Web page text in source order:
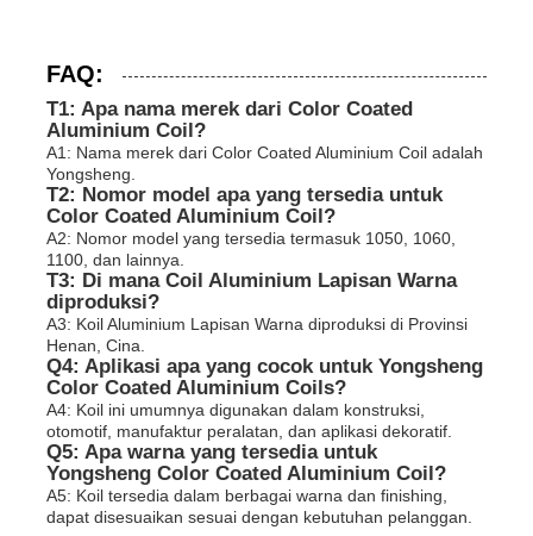
FAQ:
T1: Apa nama merek dari Color Coated
Aluminium Coil?
A1: Nama merek dari Color Coated Aluminium Coil adalah
Yongsheng.
T2: Nomor model apa yang tersedia untuk
Color Coated Aluminium Coil?
A2: Nomor model yang tersedia termasuk 1050, 1060,
1100, dan lainnya.
T3: Di mana Coil Aluminium Lapisan Warna
diproduksi?
A3: Koil Aluminium Lapisan Warna diproduksi di Provinsi
Henan, Cina.
Q4: Aplikasi apa yang cocok untuk Yongsheng
Color Coated Aluminium Coils?
A4: Koil ini umumnya digunakan dalam konstruksi,
otomotif, manufaktur peralatan, dan aplikasi dekoratif.
Q5: Apa warna yang tersedia untuk
Yongsheng Color Coated Aluminium Coil?
A5: Koil tersedia dalam berbagai warna dan finishing,
dapat disesuaikan sesuai dengan kebutuhan pelanggan.